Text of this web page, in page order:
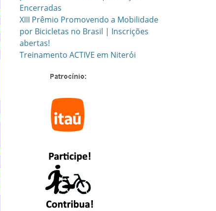
Encerradas
XIII Prêmio Promovendo a Mobilidade
por Bicicletas no Brasil | Inscrições
abertas!
Treinamento ACTIVE em Niterói